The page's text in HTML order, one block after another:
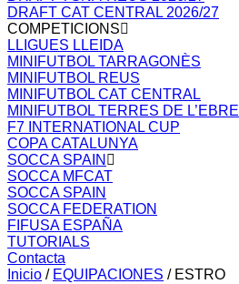
DRAFT CAT CENTRAL 2026/27
COMPETICIONS
LLIGUES LLEIDA
MINIFUTBOL TARRAGONÈS
MINIFUTBOL REUS
MINIFUTBOL CAT CENTRAL
MINIFUTBOL TERRES DE L’EBRE
F7 INTERNATIONAL CUP
COPA CATALUNYA
SOCCA SPAIN
SOCCA MFCAT
SOCCA SPAIN
SOCCA FEDERATION
FIFUSA ESPAÑA
TUTORIALS
Contacta
Inicio / EQUIPACIONES / ESTRO